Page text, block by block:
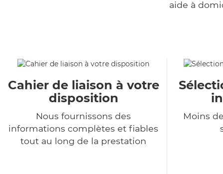
aide à
Cahier de liaison à votre
disposition
Nous fournissons des
informations complètes et fiables
tout au long de la prestation
Moins